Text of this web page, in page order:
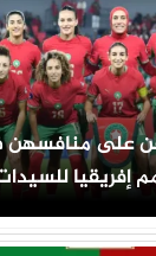
على
إفريقيا